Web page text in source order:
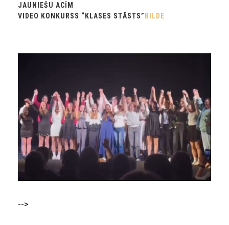
JAUNIEŠU ACĪM
VIDEO KONKURSS “KLASES STĀSTS” BILDE
-->